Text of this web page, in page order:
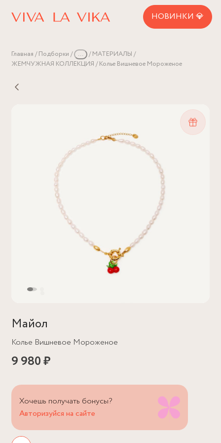
НОВИНКИ 💎
Главная Подборки ...
МАТЕРИАЛЫ
ЖЕМЧУЖНАЯ КОЛЛЕКЦИЯ
Колье Вишневое Мороженое
Майол
Колье Вишневое Мороженое
9 980 ₽
Хочешь получать бонусы?
Авторизуйся на сайте